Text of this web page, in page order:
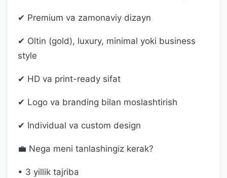
✔ Premium va zamonaviy dizayn
✔ Oltin (gold), luxury, minimal yoki business
style
✔ HD va print-ready sifat
✔ Logo va branding bilan moslashtirish
✔ Individual va custom design
💼 Nega meni tanlashingiz kerak?
• 3 yillik tajriba